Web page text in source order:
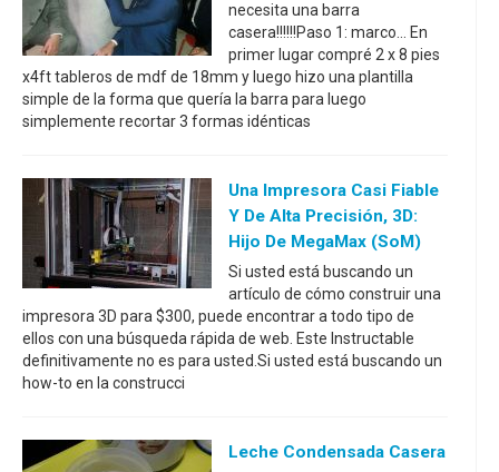
necesita una barra
casera!!!!!!Paso 1: marco... En
primer lugar compré 2 x 8 pies
x4ft tableros de mdf de 18mm y luego hizo una plantilla
simple de la forma que quería la barra para luego
simplemente recortar 3 formas idénticas
Una Impresora Casi Fiable
Y De Alta Precisión, 3D:
Hijo De MegaMax (SoM)
Si usted está buscando un
artículo de cómo construir una
impresora 3D para $300, puede encontrar a todo tipo de
ellos con una búsqueda rápida de web. Este Instructable
definitivamente no es para usted.Si usted está buscando un
how-to en la construcci
Leche Condensada Casera